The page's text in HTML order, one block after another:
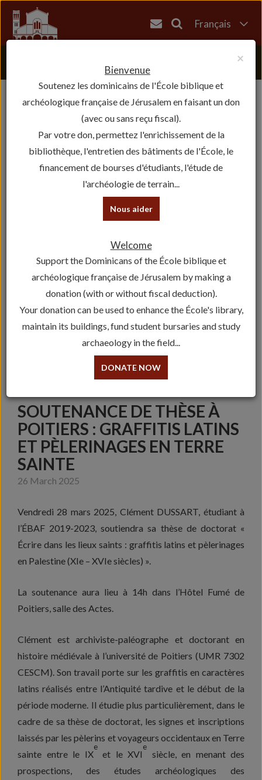
Français
עברית
SOUTENANCE DE THÈSE À
POITIERS : GRAFFITIS LATINS
ET PÈLERINAGES EN TERRE
SAINTE
26 March 2025
Vendredi 28 mars 2025, Clément DUSSART, étudiant à
l’ÉBAF 2019-2023, soutiendra sa thèse de doctorat «
Écrire dans les lieux saints : graffitis latins et pèlerinages
en Palestine (XIe – XVIe siècles) ».
La soutenance aura lieu à 14h dans l’Hôtel Fumé de
Poitiers, salle des Actes.
Clément est archiviste-paléographe et doctorant en
histoire médiévale à l’université de Poitiers (UMR 7302
CESCM). Son travail porte sur les graffitis en caractères
latins réalisés entre l’Antiquité tardive et le début de la
période moderne. Il étudie plus particulièrement, dans le
cadre de sa thèse de doctorat, les signes et inscriptions
laissés par les pèlerins et voyageurs occidentaux en Terre
sainte entre le IX
e
et le XVI
e
siècle, en menant des
prospections, des études archéologiques des
×
Bienvenue
Soutenez les dominicains de l'École biblique et
archéologique française de Jérusalem en faisant un don
(avec ou sans reçu fiscal).
Par votre don, permettez l'enrichissement de la
bibliothèque, l'entretien des bâtiments de l'École, le
financement de bourses d'étudiants, l'étude de
l'archéologie de terrain...
Nous aider
Welcome
Support the Dominicans of the École biblique et
archéologique française de Jérusalem by making a
donation (with or without fiscal deduction).
Your donation can be used to enhance the École's library,
maintain its buildings, fund student bursaries and study
archaeology in the field...
DONATE NOW